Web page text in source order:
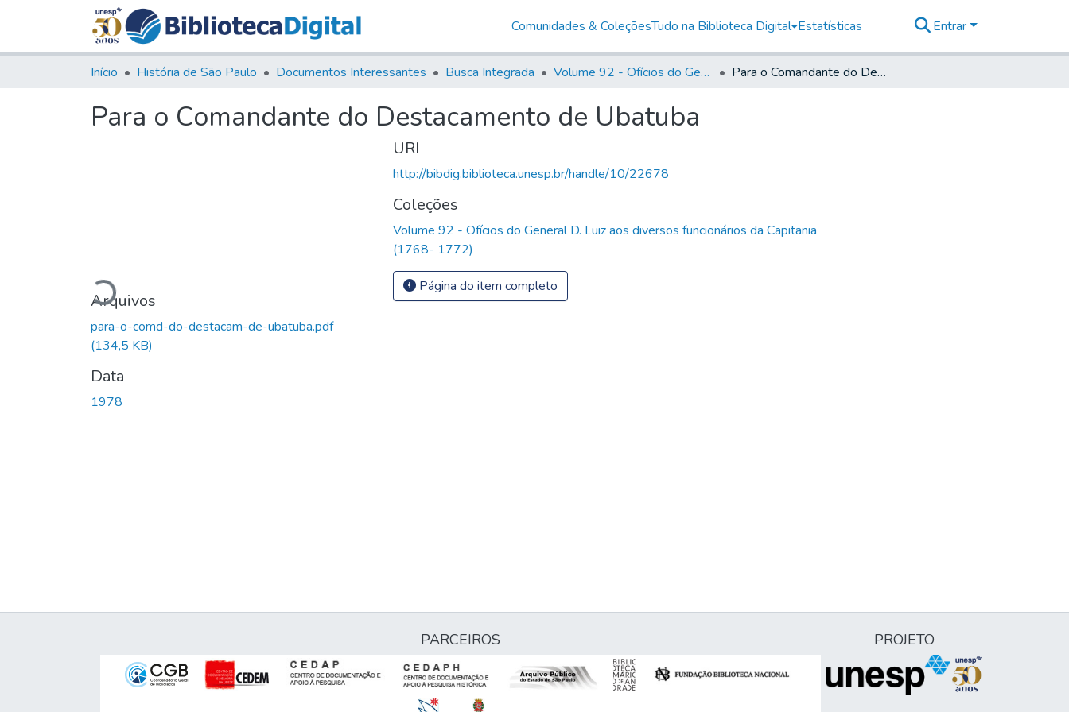
Comunidades & ColeçõesTudo na Biblioteca Digital Estatísticas Entrar
Início História de São Paulo Documentos Interessantes Busca Integrada Volume 92 - Ofícios do General D. Luiz aos diversos funcionários da Capitania (1768- 1772) Para o Comandante do Destacamento de Ubatuba
Para o Comandante do Destacamento de Ubatuba
Carregando...
Arquivos
para-o-comd-do-destacam-de-ubatuba.pdf
(134,5 KB)
Data
1978
URI
http://bibdig.biblioteca.unesp.br/handle/10/22678
Coleções
Volume 92 - Ofícios do General D. Luiz aos diversos funcionários da Capitania
(1768- 1772)
Página do item completo
PARCEIROS PROJETO